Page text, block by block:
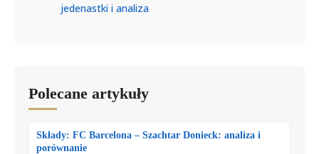
jedenastki i analiza
Polecane artykuły
Składy: FC Barcelona – Szachtar Donieck: analiza i
porównanie